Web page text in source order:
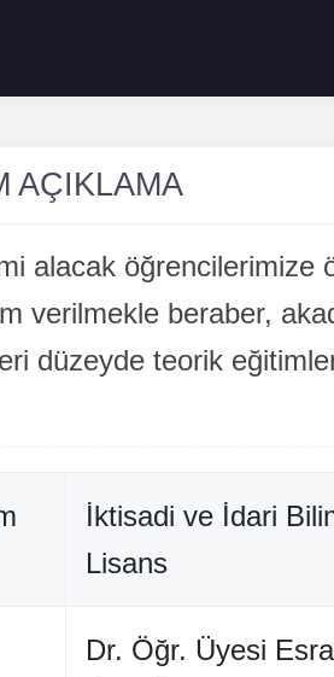
AÇIKLAMA
alacak öğrencilerimize
verilmekle beraber,
düzeyde teorik
İktisadi ve İdari
Lisans
Dr. Öğr. Üyesi